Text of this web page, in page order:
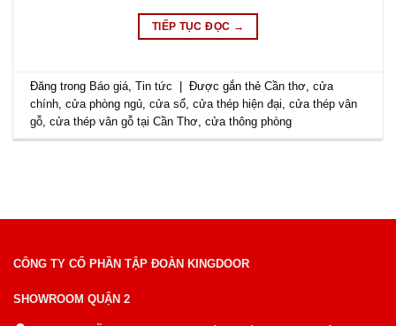
TIẾP TỤC ĐỌC →
Đăng trong Báo giá ,Tin tức Được gắn thẻCần thơ ,cửa
chính ,cửa phòng ngủ ,cửa sổ ,cửa thép hiện đại ,cửa thép vân
gỗ ,cửa thép vân gỗ tại Cần Thơ ,cửa thông phòng
CÔNG TY CỔ PHẦN TẬP ĐOÀN KINGDOOR
SHOWROOM QUẬN 2